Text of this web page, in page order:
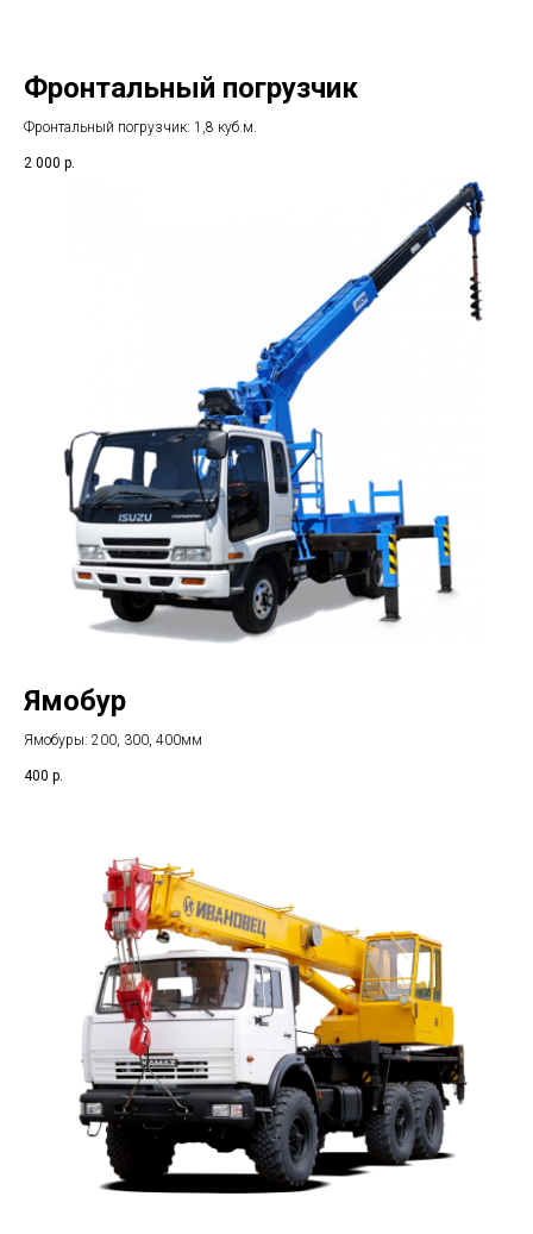
Фронтальный погрузчик
Фронтальный погрузчик: 1,8 куб.м.
2 000 р.
Ямобур
Ямобуры: 200, 300, 400мм
400 р.